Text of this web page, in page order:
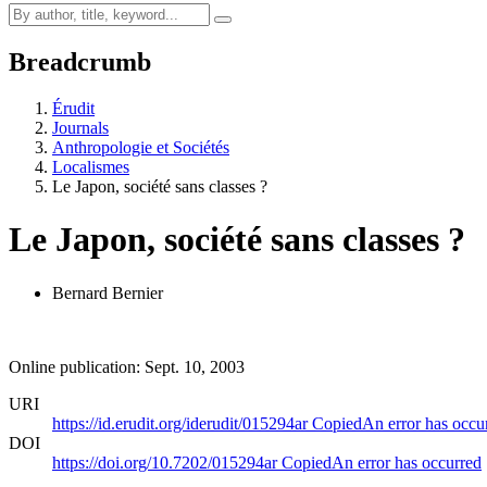
Breadcrumb
Érudit
Journals
Anthropologie et Sociétés
Localismes
Le Japon, société sans classes ?
Le Japon, société sans classes ?
Bernard Bernier
Online publication: Sept. 10, 2003
URI
https://id.erudit.org/iderudit/015294arCopiedAn error has
DOI
https://doi.org/10.7202/015294arCopiedAn error has occurred